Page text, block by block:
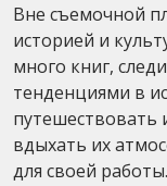
Вне съемочной
историей и
много книг,
тенденциями в
путешествовать
вдыхать их
для своей работы.